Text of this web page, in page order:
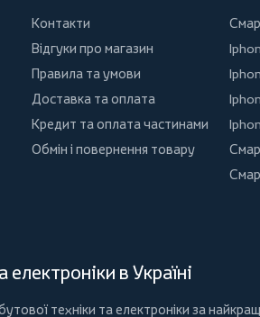
Контакти
Відгуки про магазин
Правила та умови
Доставка та оплата
Кредит та оплата частинами
Обмін і повернення товару
в Україні
техніки та електроніки за